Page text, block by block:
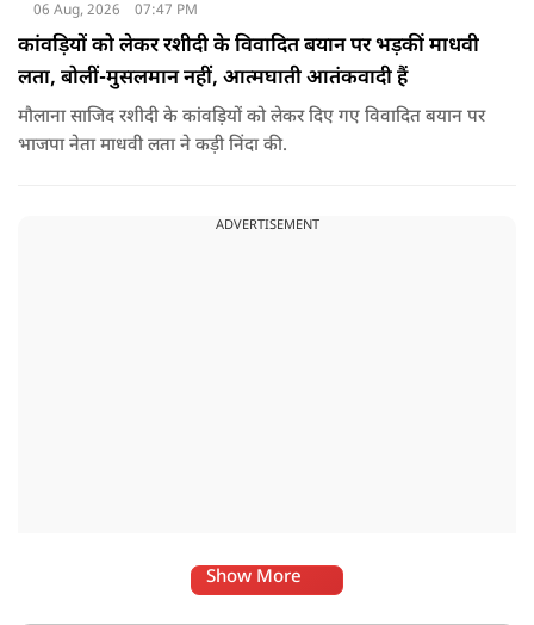
06 Aug, 2026 07:47 PM
कांवड़ियों को लेकर रशीदी के विवादित बयान पर भड़कीं माधवी
लता, बोलीं-मुसलमान नहीं, आत्मघाती आतंकवादी हैं
मौलाना साजिद रशीदी के कांवड़ियों को लेकर दिए गए विवादित बयान पर
भाजपा नेता माधवी लता ने कड़ी निंदा की.
ADVERTISEMENT
Show More